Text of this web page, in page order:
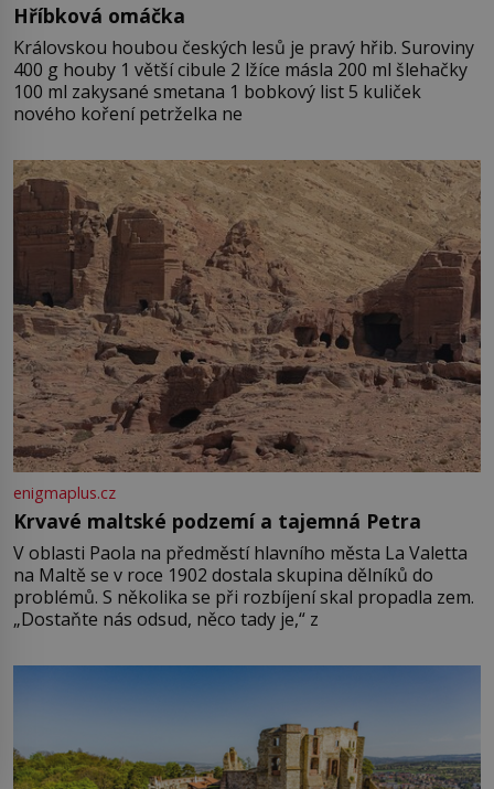
Hříbková omáčka
Královskou houbou českých lesů je pravý hřib. Suroviny
400 g houby 1 větší cibule 2 lžíce másla 200 ml šlehačky
100 ml zakysané smetana 1 bobkový list 5 kuliček
nového koření petrželka ne
enigmaplus.cz
Krvavé maltské podzemí a tajemná Petra
V oblasti Paola na předměstí hlavního města La Valetta
na Maltě se v roce 1902 dostala skupina dělníků do
problémů. S několika se při rozbíjení skal propadla zem.
„Dostaňte nás odsud, něco tady je,“ z